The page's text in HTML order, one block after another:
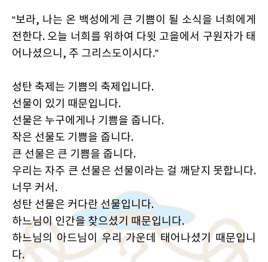
“보라, 나는 온 백성에게 큰 기쁨이 될 소식을 너희에게
전한다. 오늘 너희를 위하여 다윗 고을에서 구원자가 태
어나셨으니, 주 그리스도이시다.”
성탄 축제는 기쁨의 축제입니다.
선물이 있기 때문입니다.
선물은 누구에게나 기쁨을 줍니다.
작은 선물도 기쁨을 줍니다.
큰 선물은 큰 기쁨을 줍니다.
우리는 자주 큰 선물은 선물이라는 걸 깨닫지 못합니다.
너무 커서.
성탄 선물은 커다란 선물입니다.
하느님이 인간을 찾으셨기 때문입니다.
하느님의 아드님이 우리 가운데 태어나셨기 때문입니
다.